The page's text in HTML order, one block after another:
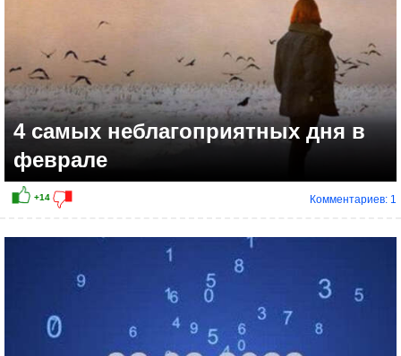
+21
4 самых неблагоприятных дня в
феврале
Комментариев: 1